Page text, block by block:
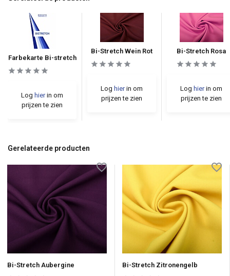
Farbekarte Bi-stretch
Log hierin om
prijzen te zien
Bi-Stretch Wein Rot
Log hierin om
prijzen te zien
Bi-Stretch Rosa
Log hierin om
prijzen te zien
Gerelateerde producten
Bi-Stretch Aubergine Bi-Stretch Zitronengelb